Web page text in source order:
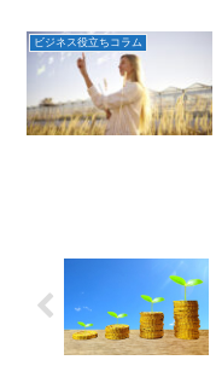
ビジネス役立ちコラム